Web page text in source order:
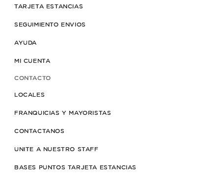
TARJETA ESTANCIAS
SEGUIMIENTO ENVIOS
AYUDA
MI CUENTA
CONTACTO
LOCALES
FRANQUICIAS Y MAYORISTAS
CONTACTANOS
UNITE A NUESTRO STAFF
BASES PUNTOS TARJETA ESTANCIAS